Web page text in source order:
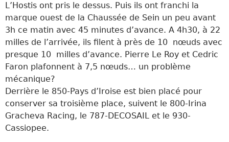
L’Hostis ont pris le dessus. Puis ils ont franchi la
marque ouest de la Chaussée de Sein un peu avant
3h ce matin avec 45 minutes d’avance. A 4h30, à 22
milles de l’arrivée, ils filent à près de 10 nœuds avec
presque 10 milles d’avance. Pierre Le Roy et Cedric
Faron plafonnent à 7,5 nœuds… un problème
mécanique?
Derrière le 850-Pays d’Iroise est bien placé pour
conserver sa troisième place, suivent le 800-Irina
Gracheva Racing, le 787-DECOSAIL et le 930-
Cassiopee.